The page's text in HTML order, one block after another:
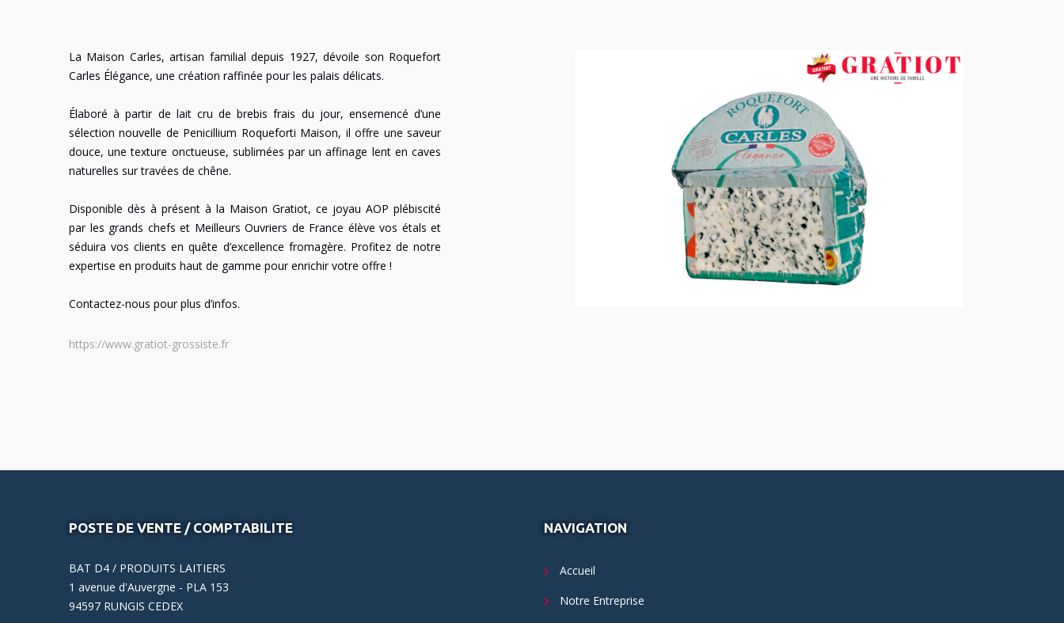
La Maison Carles, artisan familial depuis 1927, dévoile son Roquefort
Carles Élégance, une création raffinée pour les palais délicats.
Élaboré à partir de lait cru de brebis frais du jour, ensemencé d’une
sélection nouvelle de Penicillium Roqueforti Maison, il offre une saveur
douce, une texture onctueuse, sublimées par un affinage lent en caves
naturelles sur travées de chêne.
Disponible dès à présent à la Maison Gratiot, ce joyau AOP plébiscité
par les grands chefs et Meilleurs Ouvriers de France élève vos étals et
séduira vos clients en quête d’excellence fromagère. Profitez de notre
expertise en produits haut de gamme pour enrichir votre offre !
Contactez-nous pour plus d’infos.
https://www.gratiot-grossiste.fr
POSTE DE VENTE / COMPTABILITE
BAT D4 / PRODUITS LAITIERS
1 avenue d'Auvergne - PLA 153
94597 RUNGIS CEDEX
NAVIGATION
Accueil
Notre Entreprise